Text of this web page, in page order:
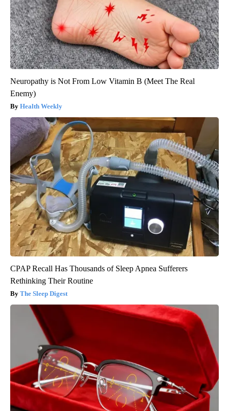
Neuropathy is Not From Low Vitamin B (Meet The Real
Enemy)
Health Weekly
CPAP Recall Has Thousands of Sleep Apnea Sufferers
Rethinking Their Routine
The Sleep Digest